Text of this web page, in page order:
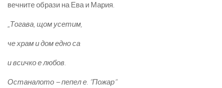
вечните образи на Ева и Мария.
„Тогава, щом усетим,
че храм и дом едно са
и всичко е любов.
Останалото – пепел е. “Пожар“